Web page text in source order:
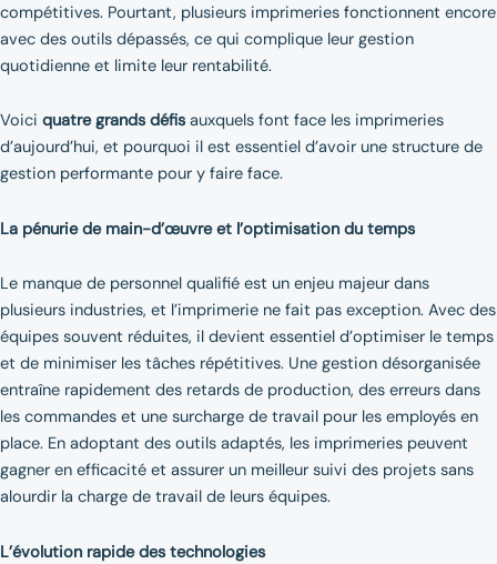
compétitives. Pourtant, plusieurs imprimeries fonctionnent encore
avec des outils dépassés, ce qui complique leur gestion
quotidienne et limite leur rentabilité.
Voici quatre grands défisauxquels font face les imprimeries
d’aujourd’hui, et pourquoi il est essentiel d’avoir une structure de
gestion performante pour y faire face.
La pénurie de main-d’œuvre et l’optimisation du temps
Le manque de personnel qualifié est un enjeu majeur dans
plusieurs industries, et l’imprimerie ne fait pas exception. Avec des
équipes souvent réduites, il devient essentiel d’optimiser le temps
et de minimiser les tâches répétitives. Une gestion désorganisée
entraîne rapidement des retards de production, des erreurs dans
les commandes et une surcharge de travail pour les employés en
place. En adoptant des outils adaptés, les imprimeries peuvent
gagner en efficacité et assurer un meilleur suivi des projets sans
alourdir la charge de travail de leurs équipes.
L’évolution rapide des technologies